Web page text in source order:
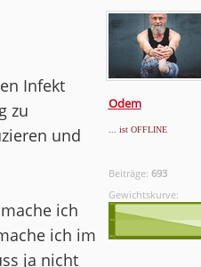
Odem
... ist OFFLINE
Beiträge: 693
Gewichtskurve:
Infekt
zu
und
ich
ich im
ja nicht